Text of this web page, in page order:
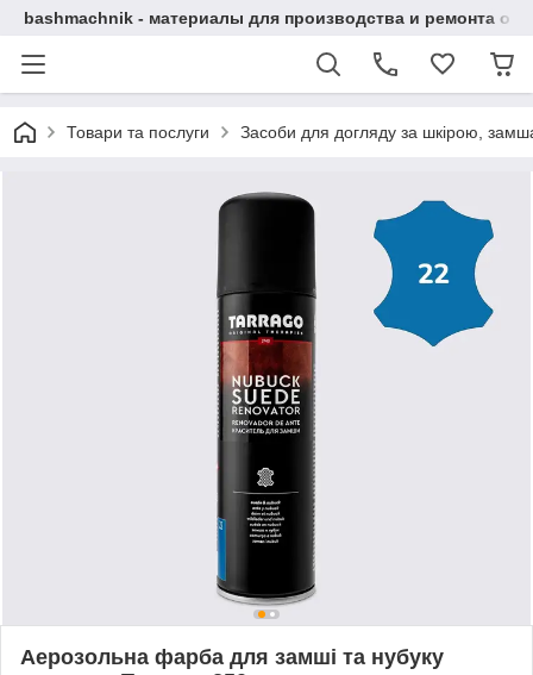
bashmachnik - материалы для производства и ремонта
Товари та послуги Засоби для догляду за шкірою,
Аерозольна фарба для замші та нубуку